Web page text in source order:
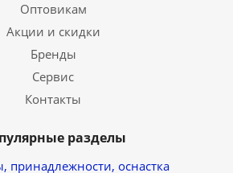
Оптовикам
Акции и скидки
Бренды
Сервис
Контакты
разделы
принадлежности, оснастка